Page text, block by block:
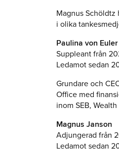
Magnus Schöldtz
i olika
Paulina von Euler
Suppleant från
Ledamot sedan
Grundare och
Office med
inom SEB,
Magnus Janson
Adjungerad från
Ledamot sedan